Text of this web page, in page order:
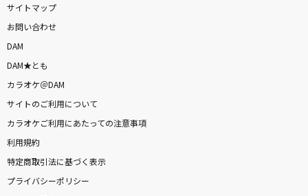
サイトマップ
お問い合わせ
DAM
DAM★とも
カラオケ＠DAM
サイトのご利用について
カラオケご利用にあたっての注意事項
利用規約
特定商取引法に基づく表示
プライバシーポリシー